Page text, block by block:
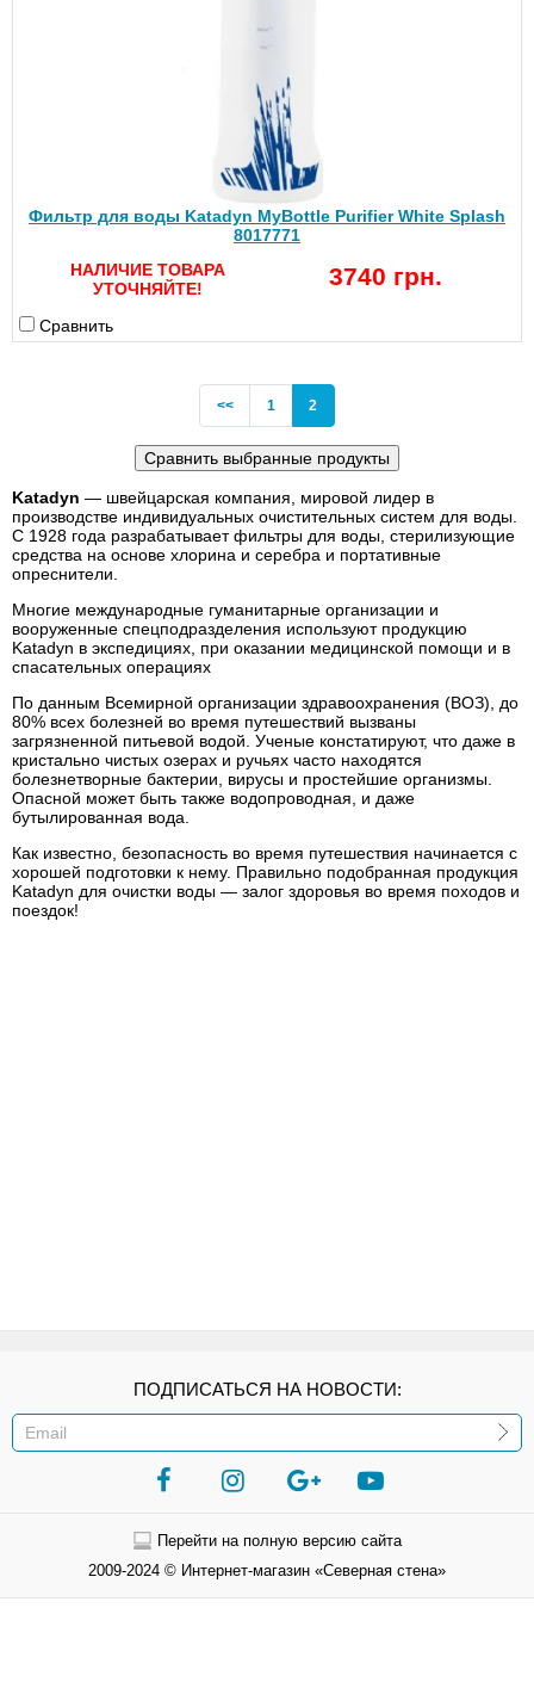
Фильтр для воды Katadyn MyBottle Purifier White Splash
8017771
НАЛИЧИЕ ТОВАРА
УТОЧНЯЙТЕ!
3740 грн.
Сравнить
<<Previous
1 2
Katadyn — швейцарская компания, мировой лидер в
производстве индивидуальных очистительных систем для воды.
С 1928 года разрабатывает фильтры для воды, стерилизующие
средства на основе хлорина и серебра и портативные
опреснители.
Многие международные гуманитарные организации и
вооруженные спецподразделения используют продукцию
Katadyn в экспедициях, при оказании медицинской помощи и в
спасательных операциях
По данным Всемирной организации здравоохранения (ВОЗ), до
80% всех болезней во время путешествий вызваны
загрязненной питьевой водой. Ученые констатируют, что даже в
кристально чистых озерах и ручьях часто находятся
болезнетворные бактерии, вирусы и простейшие организмы.
Опасной может быть также водопроводная, и даже
бутылированная вода.
Как известно, безопасность во время путешествия начинается с
хорошей подготовки к нему. Правильно подобранная продукция
Katadyn для очистки воды — залог здоровья во время походов и
поездок!
ПОДПИСАТЬСЯ НА НОВОСТИ:
Перейти на полную версию сайта
2009-2024 © Интернет-магазин «Северная стена»